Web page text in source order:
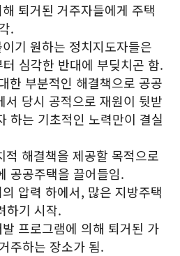
퇴거된 거주자들에게 주택
.
기 원하는 정치지도자들은
심각한 반대에 부딪치곤 함.
한 부분적인 해결책으로 공공
서 당시 공적으로 재원이 뒷받
하는 기초적인 노력만이 결실
해결책을 제공할 목적으로
공공주택을 끌어들임.
압력 하에서, 많은 지방주택
하기 시작.
프로그램에 의해 퇴거된 가
주하는 장소가 됨.